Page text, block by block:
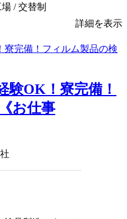
/ 交替制
詳細を表示
験OK！寮完備！
お仕事